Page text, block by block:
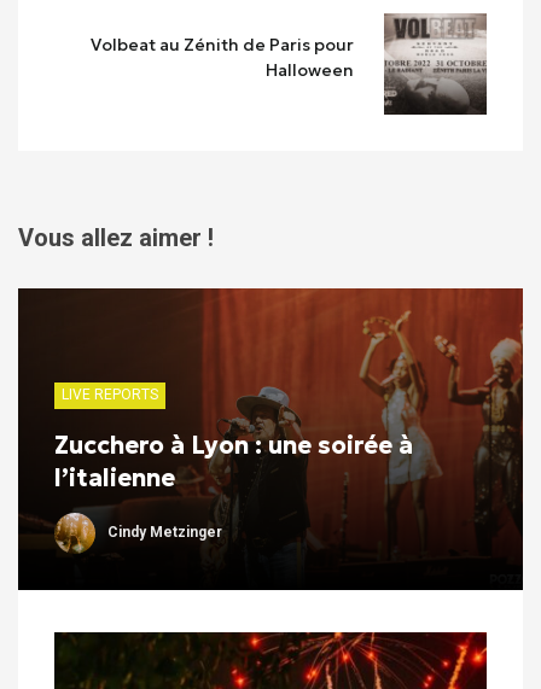
Volbeat au Zénith de Paris pour
Halloween
Vous allez aimer !
LIVE REPORTS
Zucchero à Lyon : une soirée à
l’italienne
Cindy Metzinger